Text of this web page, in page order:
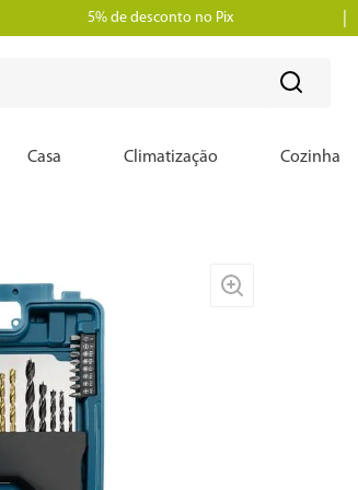
5% de desconto no Pix
Casa Climatização Cozinha